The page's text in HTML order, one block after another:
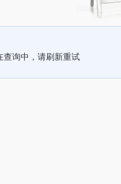
查询中，请刷新重试